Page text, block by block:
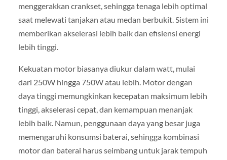
menggerakkan crankset, sehingga tenaga lebih optimal
saat melewati tanjakan atau medan berbukit. Sistem ini
memberikan akselerasi lebih baik dan efisiensi energi
lebih tinggi.
Kekuatan motor biasanya diukur dalam watt, mulai
dari 250W hingga 750W atau lebih. Motor dengan
daya tinggi memungkinkan kecepatan maksimum lebih
tinggi, akselerasi cepat, dan kemampuan menanjak
lebih baik. Namun, penggunaan daya yang besar juga
memengaruhi konsumsi baterai, sehingga kombinasi
motor dan baterai harus seimbang untuk jarak tempuh